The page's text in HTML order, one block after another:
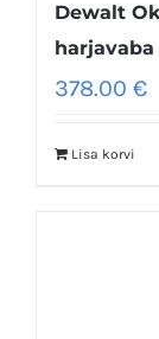
Dewalt
harjavaba
378.00 €
Lisa korvi